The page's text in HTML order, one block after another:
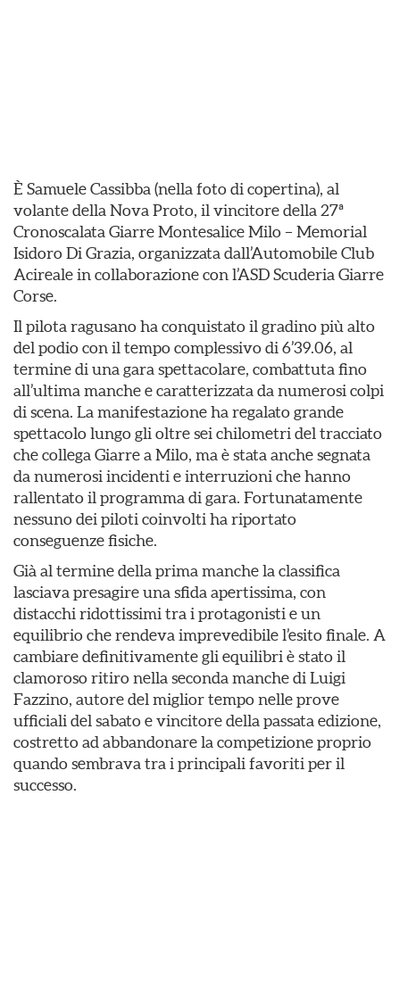
È Samuele Cassibba (nella foto di copertina), al
volante della Nova Proto, il vincitore della 27ª
Cronoscalata Giarre Montesalice Milo – Memorial
Isidoro Di Grazia, organizzata dall’Automobile Club
Acireale in collaborazione con l’ASD Scuderia Giarre
Corse.
Il pilota ragusano ha conquistato il gradino più alto
del podio con il tempo complessivo di 6’39.06, al
termine di una gara spettacolare, combattuta fino
all’ultima manche e caratterizzata da numerosi colpi
di scena. La manifestazione ha regalato grande
spettacolo lungo gli oltre sei chilometri del tracciato
che collega Giarre a Milo, ma è stata anche segnata
da numerosi incidenti e interruzioni che hanno
rallentato il programma di gara. Fortunatamente
nessuno dei piloti coinvolti ha riportato
conseguenze fisiche.
Già al termine della prima manche la classifica
lasciava presagire una sfida apertissima, con
distacchi ridottissimi tra i protagonisti e un
equilibrio che rendeva imprevedibile l’esito finale. A
cambiare definitivamente gli equilibri è stato il
clamoroso ritiro nella seconda manche di Luigi
Fazzino, autore del miglior tempo nelle prove
ufficiali del sabato e vincitore della passata edizione,
costretto ad abbandonare la competizione proprio
quando sembrava tra i principali favoriti per il
successo.